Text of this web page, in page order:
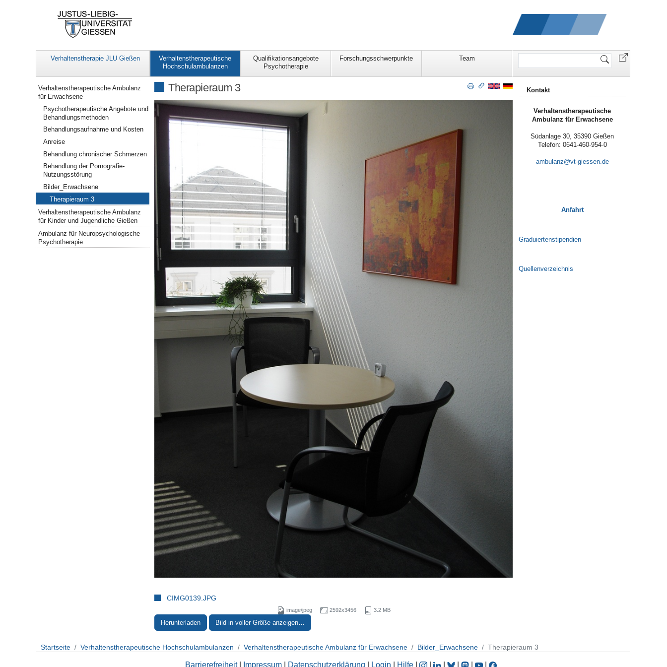
Verhaltenstherapie JLU Gießen
Verhaltenstherapeutische
Hochschulambulanzen
Qualifikationsangebote
Psychotherapie
Forschungsschwerpunkte Team
Website
Therapieraum 3
CIMG0139.JPG
image/jpeg 2592x3456 3.2 MB
Herunterladen Bild in voller Größe anzeigen…
Navigation
Verhaltenstherapeutische Ambulanz
für Erwachsene
Psychotherapeutische Angebote und
Behandlungsmethoden
Behandlungsaufnahme und Kosten
Anreise
Behandlung chronischer Schmerzen
Behandlung der Pornografie-
Nutzungsstörung
Bilder_Erwachsene
Therapieraum 3
Verhaltenstherapeutische Ambulanz
für Kinder und Jugendliche Gießen
Ambulanz für Neuropsychologische
Psychotherapie
Kontakt
Verhaltenstherapeutische
Ambulanz für Erwachsene
Südanlage 30, 35390 Gießen
Telefon: 0641-460-954-0
ambulanz
Anfahrt
Graduiertenstipendien
Quellenverzeichnis
Startseite Verhaltenstherapeutische Hochschulambulanzen Verhaltenstherapeutische Ambulanz für Erwachsene Bilder_Erwachsene Therapieraum 3
Barrierefreiheit| Impressum| Datenschutzerklärung Login Hilfe| |